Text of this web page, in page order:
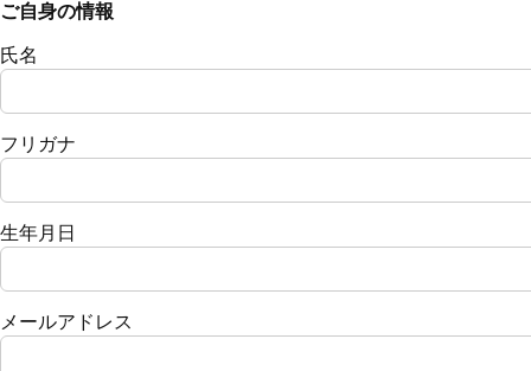
ご自身の情報
氏名
フリガナ
生年月日
メールアドレス